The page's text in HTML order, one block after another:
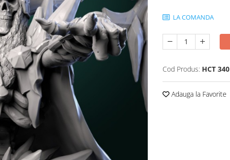
LA COMANDA
Cod Produs: HCT 340
Adauga la Favorite